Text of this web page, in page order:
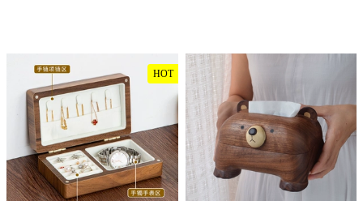
HOT